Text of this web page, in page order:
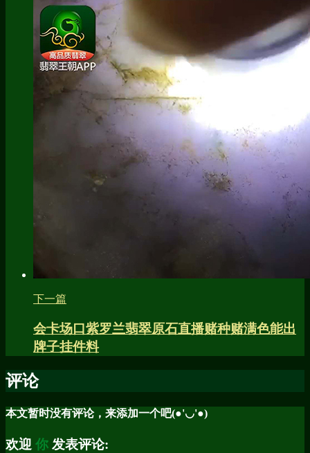
下一篇
会卡场口紫罗兰翡翠原石直播赌种赌满色能出
牌子挂件料
评论
本文暂时没有评论，来添加一个吧(●'◡'●)
欢迎 你 发表评论: